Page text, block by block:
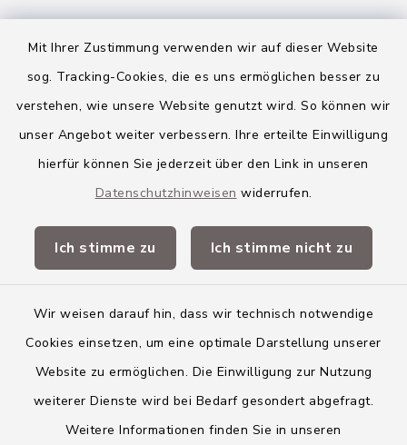
Mit Ihrer Zustimmung verwenden wir auf dieser Website
sog. Tracking-Cookies, die es uns ermöglichen besser zu
verstehen, wie unsere Website genutzt wird. So können wir
unser Angebot weiter verbessern. Ihre erteilte Einwilligung
hierfür können Sie jederzeit über den Link in unseren
Datenschutzhinweisen widerrufen.
Ich stimme zu Ich stimme nicht zu
Wir weisen darauf hin, dass wir technisch notwendige
Cookies einsetzen, um eine optimale Darstellung unserer
Website zu ermöglichen. Die Einwilligung zur Nutzung
weiterer Dienste wird bei Bedarf gesondert abgefragt.
Weitere Informationen finden Sie in unseren
Markt Altenstadt
Gemeinde Osterberg
VG Altenstadt
Landkreis Neu-Ulm
Barrierefreiheit